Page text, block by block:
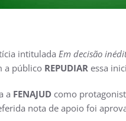
intitulada `Em decisão
a público REPUDIAR essa
a FENAJUD como
nota de apoio foi